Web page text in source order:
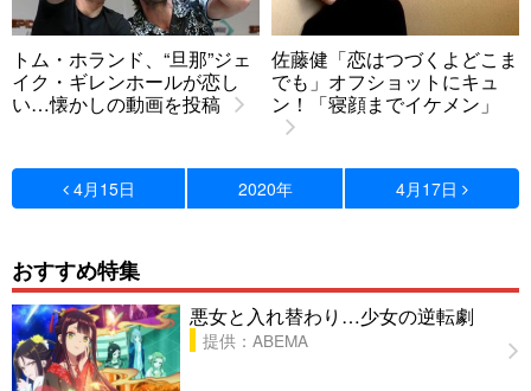
トム・ホランド、“旦那”ジェ
イク・ギレンホールが恋し
い…懐かしの動画を投稿
佐藤健「恋はつづくよどこま
でも」オフショットにキュ
ン！「寝顔までイケメン」
4月15日 2020年 4月17日
おすすめ特集
悪女と入れ替わり…少女の逆転劇
提供：ABEMA